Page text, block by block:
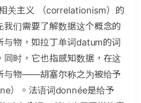
关主义 （correlationism）的
我们需要了解数据这个概念的
与物，如拉丁单词datum的词
同时，它也指感知数据，在这
与物——胡塞尔称之为被给予
）。法语词donnée是给予